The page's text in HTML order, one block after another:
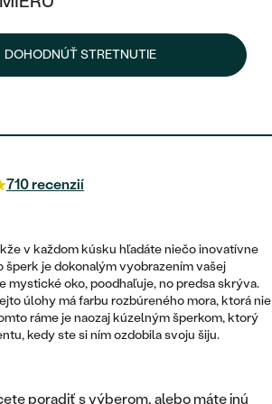
ZLATO
DRAHOKAMY
PRSTEŇA A
POMÁHAJÚ
ZVEROKRUHU
DOHODNÚŤ STRETNUTIEMožnosti doručenia
710 recenzií
v každom kúsku hľadáte niečo inovatívne
šperk je dokonalým vyobrazením vašej
mystické oko, poodhaľuje, no predsa skrýva.
úlohy má farbu rozbúreného mora, ktorá nie
ráme je naozaj kúzelným šperkom, ktorý
kedy ste si ním ozdobila svoju šiju.
poradiť s výberom, alebo máte inú